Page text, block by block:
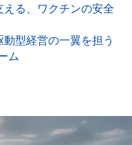
る、ワクチンの安全
型経営の一翼を担う
ム